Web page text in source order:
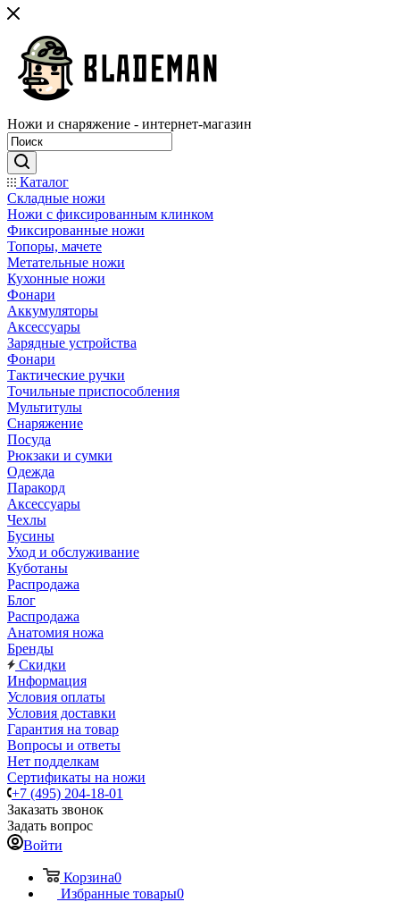
Ножи и снаряжение - интернет-магазин
Каталог
Складные ножи
Ножи с фиксированным клинком
Фиксированные ножи
Топоры, мачете
Метательные ножи
Кухонные ножи
Фонари
Аккумуляторы
Аксессуары
Зарядные устройства
Фонари
Тактические ручки
Точильные приспособления
Мультитулы
Снаряжение
Посуда
Рюкзаки и сумки
Одежда
Паракорд
Аксессуары
Чехлы
Бусины
Уход и обслуживание
Куботаны
Распродажа
Блог
Распродажа
Анатомия ножа
Бренды
Скидки
Информация
Условия оплаты
Условия доставки
Гарантия на товар
Вопросы и ответы
Нет подделкам
Сертификаты на ножи
+7 (495) 204-18-01
Заказать звонок
Задать вопрос
Войти
Корзина0
Избранные товары0